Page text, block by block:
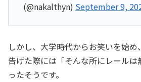
(@nakalthyn) September 9,
しかし、大学時代からお笑いを始
告げた際には「そんな所にレールは
ったそうです。